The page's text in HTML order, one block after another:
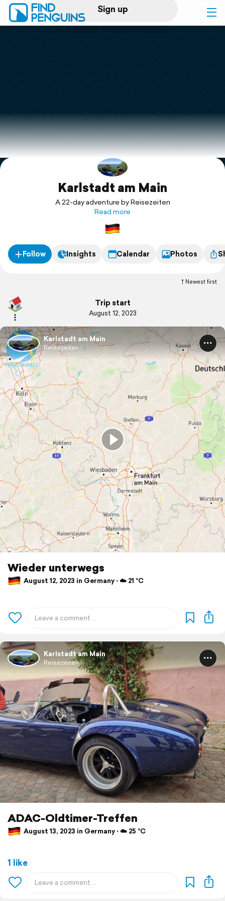
Sign up
Log in
Print a book
Flyover video
Explore
SupportKarlstadt am Main
A 22-day adventure by Reisezeiten
Read more
Follow Insights Calendar Photos
Newest first
Trip start
August 12, 2023
Karlstadt am Main
Reisezeiten
Wieder unterwegs
August 12, 2023 in Germany ⋅ ☁️ 21 °C
Karlstadt am Main
Reisezeiten
ADAC-Oldtimer-Treffen
August 13, 2023 in Germany ⋅ ☁️ 25 °C
1 like